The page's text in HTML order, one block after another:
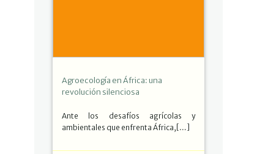
Agroecología en África: una
revolución silenciosa
Ante los desafíos agrícolas y
ambientales que enfrenta África,[…]